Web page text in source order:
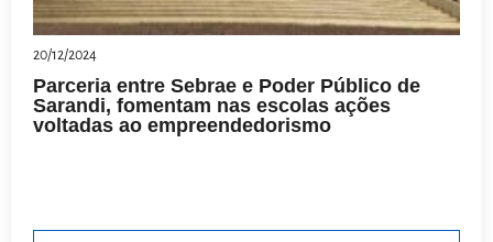
20/12/2024
Parceria entre Sebrae e Poder Público de
Sarandi, fomentam nas escolas ações
voltadas ao empreendedorismo